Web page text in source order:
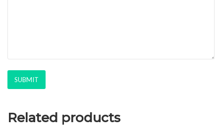
Related products